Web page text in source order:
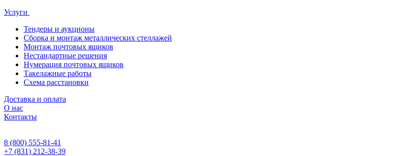
Услуги
Тендеры и аукционы
Сборка и монтаж металлических стеллажей
Монтаж почтовых ящиков
Нестандартные решения
Нумерация почтовых ящиков
Такелажные работы
Схема расстановки
Доставка и оплата
О нас
Контакты
8 (800) 555-81-41
+7 (831) 212-38-39